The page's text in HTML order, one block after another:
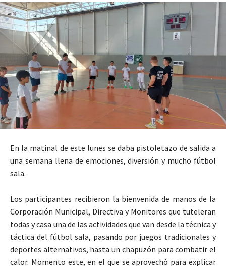
En la matinal de este lunes se daba pistoletazo de salida a
una semana llena de emociones, diversión y mucho fútbol
sala.
Los participantes recibieron la bienvenida de manos de la
Corporación Municipal, Directiva y Monitores que tuteleran
todas y casa una de las actividades que van desde la técnica y
táctica del fútbol sala, pasando por juegos tradicionales y
deportes alternativos, hasta un chapuzón para combatir el
calor. Momento este, en el que se aprovechó para explicar